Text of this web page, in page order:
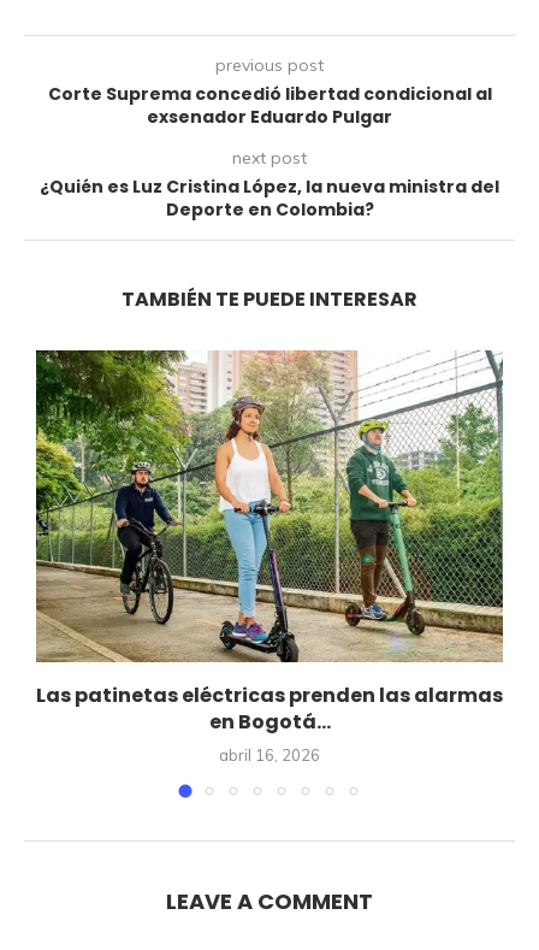
previous post
Corte Suprema concedió libertad condicional al
exsenador Eduardo Pulgar
next post
¿Quién es Luz Cristina López, la nueva ministra del
Deporte en Colombia?
TAMBIÉN TE PUEDE INTERESAR
Las patinetas eléctricas prenden las alarmas
en Bogotá...
abril 16, 2026
LEAVE A COMMENT